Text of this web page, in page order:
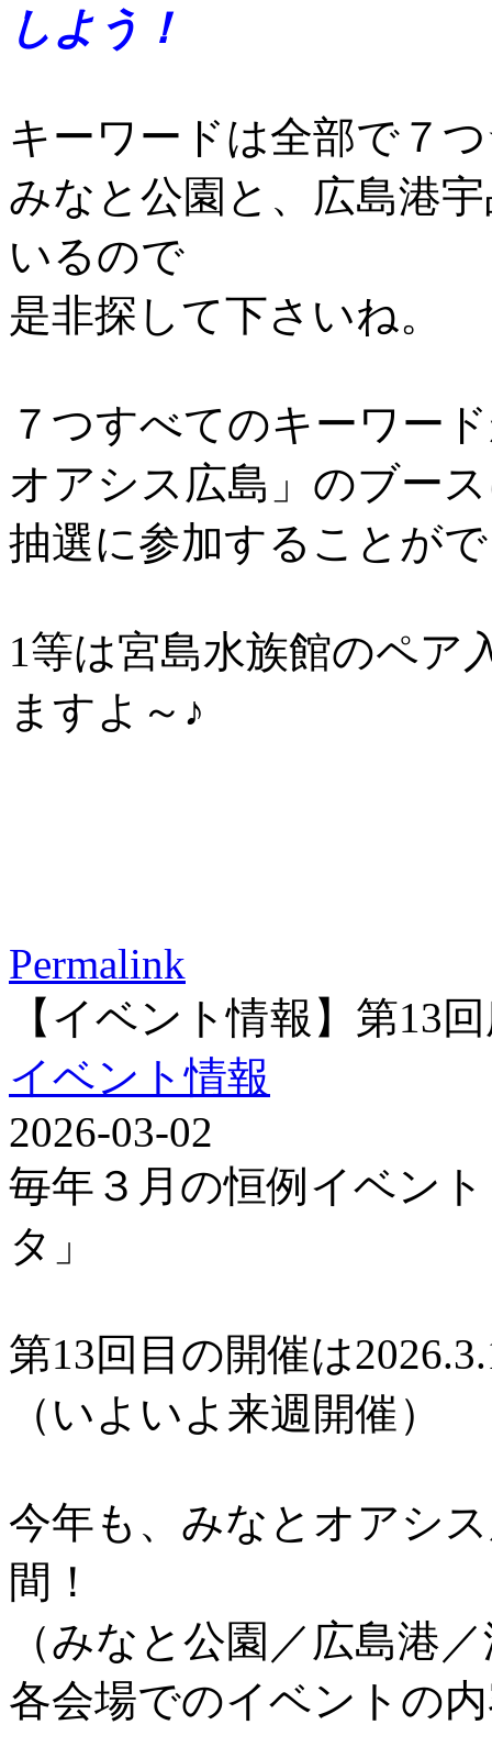
しよう！
キーワードは全部
みなと公園と、広島港
いるので
是非探して下さいね。
７つすべてのキーワー
オアシス広島」のブー
抽選に参加することが
1等は宮島水族館のペア
ますよ～♪
Permalink
【イベント情報】第13
イベント情報
2026-03-02
毎年３月の恒例イベン
タ」
第13回目の開催は
（いよいよ来週開催）
今年も、みなとオアシ
間！
（みなと公園／広島港
各会場でのイベントの